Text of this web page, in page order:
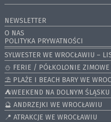
NEWSLETTER
O NAS
POLITYKA PRYWATNOŚCI
SYLWESTER WE WROCŁAWIU –
⛄️ FERIE / PÓŁKOLONIE
⛱️ PLAŻE I BEACH BARY WE
⛺️WEEKEND NA DOLNYM
🔮 ANDRZEJKI WE WROCŁAWIU
📍 ATRAKCJE WE WROCŁAWIU